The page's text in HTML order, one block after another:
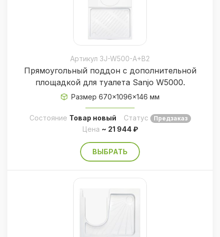
Артикул 3J-W500-A+B2
Прямоугольный поддон c дополнительной
площадкой для туалета Sanjo W5000.
Размер 670×1096×146 мм
Состояние Товар новый Статус Предзаказ
Цена ~ 21 944 ₽
ВЫБРАТЬ